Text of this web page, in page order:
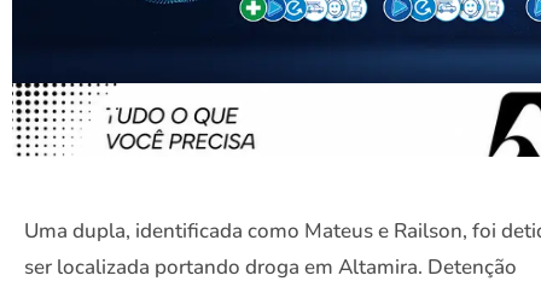
Uma dupla, identificada como Mateus e Railson, foi
ser localizada portando droga em Altamira. Detenção